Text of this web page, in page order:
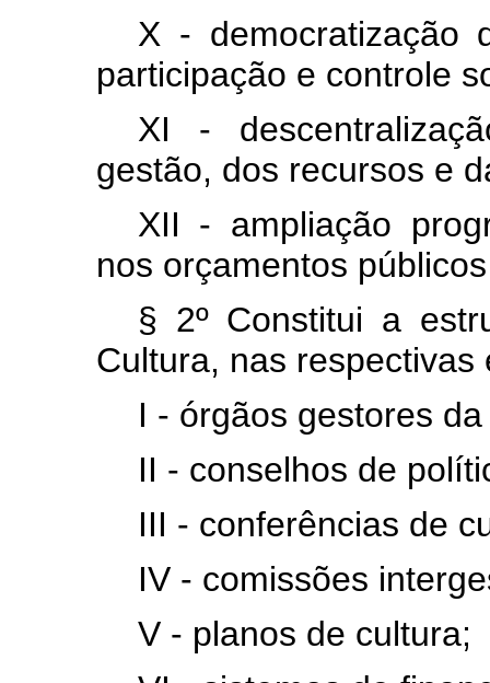
X - democratização
participação e controle
XI -
gestão, dos recursos e
XII - ampliação
nos orçamentos
§ 2º Constitui a
Cultura, nas
I - órgãos gestores
II - conselhos de
III - conferências de
IV - comissões
V - planos de cultura;